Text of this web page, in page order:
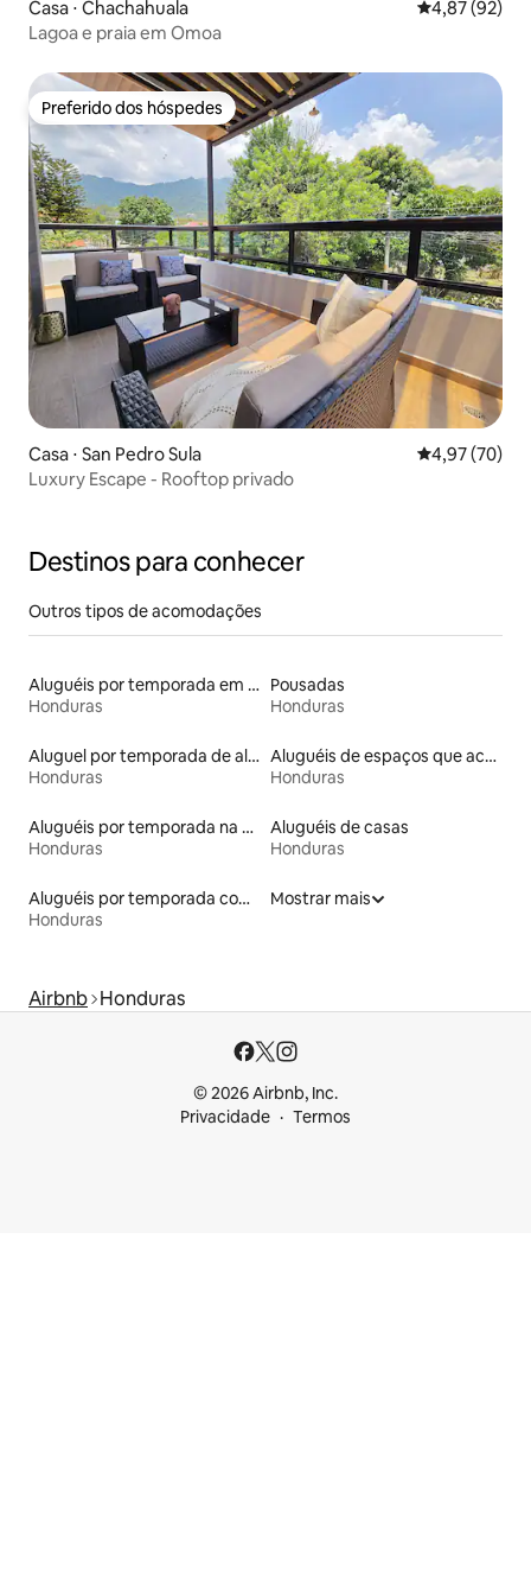
Casa ⋅ Chachahuala 4,87 de uma
4,87 (92)
Lagoa e praia em Omoa
Preferido dos hóspedes
Preferido dos hóspedes
Casa ⋅ San Pedro Sula 4,97 de uma
4,97 (70)
Luxury Escape - Rooftop privado
Destinos para conhecer
Outros tipos de acomodações
Aluguéis por temporada em hotéis-fazenda
Honduras
Pousadas
Honduras
Aluguel por temporada de alojamentos ecológicos
Honduras
Aluguéis de espaços que aceitam animais de estimação
Honduras
Aluguéis por temporada na orla
Honduras
Aluguéis de casas
Honduras
Aluguéis por temporada com caiaque
Honduras
Mostrar mais
Airbnb Honduras
© 2026 Airbnb, Inc.
Privacidade
Termos